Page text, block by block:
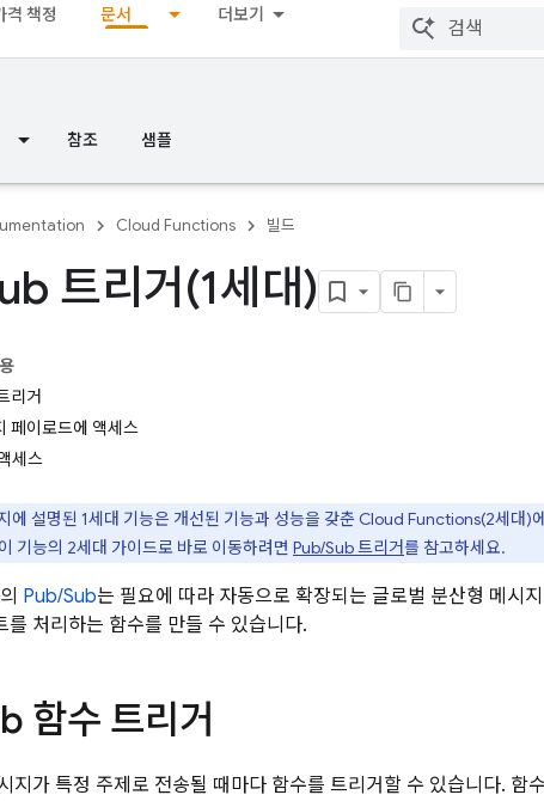
격 책정 문서 더보기
참조 샘플
Cloud Functions 빌드
트리거(1세대)
리거
페이로드에 액세스
세스
에 설명된 1세대 기능은 개선된 기능과 성능을 갖춘 Cloud Functions(2세대)
기능의 2세대 가이드로 바로 이동하려면 Pub/Sub 트리거를 참고하세요.
의 Pub/Sub는 필요에 따라 자동으로 확장되는 글로벌 분산형 메시
를 처리하는 함수를 만들 수 있습니다.
함수 트리거
지가 특정 주제로 전송될 때마다 함수를 트리거할 수 있습니다. 함